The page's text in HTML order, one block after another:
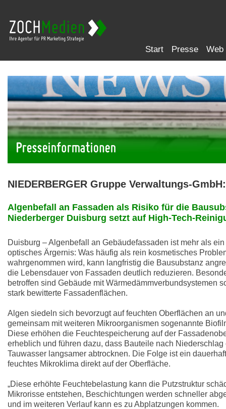
Start Presse Web
NIEDERBERGER Gruppe Verwaltungs-GmbH:
Algenbefall an Fassaden als Risiko für die
Niederberger Duisburg setzt auf High-Tech-
Duisburg – Algenbefall an Gebäudefassaden ist mehr als ein
optisches Ärgernis: Was häufig als rein kosmetisches
wahrgenommen wird, kann langfristig die Bausubstanz
die Lebensdauer von Fassaden deutlich reduzieren.
betroffen sind Gebäude mit Wärmedämmverbundsystemen
stark bewitterte Fassadenflächen.
Algen siedeln sich bevorzugt auf feuchten Oberflächen an
gemeinsam mit weiteren Mikroorganismen sogenannte
Diese erhöhen die Feuchtespeicherung auf der
erheblich und führen dazu, dass Bauteile nach Niederschlag
Tauwasser langsamer abtrocknen. Die Folge ist ein dauerhaft
feuchtes Mikroklima direkt auf der Oberfläche.
„Diese erhöhte Feuchtebelastung kann die Putzstruktur
Mikrorisse entstehen, Beschichtungen werden schneller
und im weiteren Verlauf kann es zu Abplatzungen kommen.